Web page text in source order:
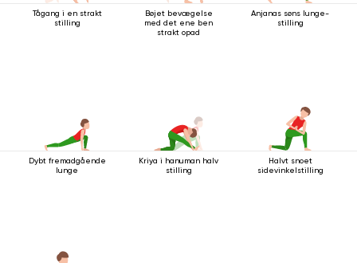
Tågang i en strakt
stilling
Bøjet bevægelse
med det ene ben
strakt opad
Anjanas søns lunge-
stilling
Dybt fremadgående
lunge
Kriya i hanuman halv
stilling
Halvt snoet
sidevinkelstilling